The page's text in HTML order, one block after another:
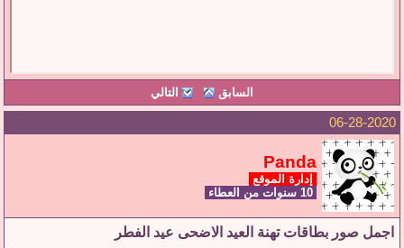
السابق التالي
06-28-2020
Panda
إدارة الموقع
اجمل صور بطاقات تهنة العيد الاضحى عيد الفطر